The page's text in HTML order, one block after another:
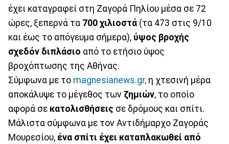
έχει καταγραφεί στη Ζαγορά Πηλίου μέσα σε 72
ώρες, ξεπερνά τα 700 χιλιοστά (τα 473 στις 9/10
και έως το απόγευμα σήμερα), ύψος βροχής
σχεδόν διπλάσιο από το ετήσιο ύψος
βροχόπτωσης της Αθήνας.
Σύμφωνα με το magnesianews.gr, η χτεσινή μέρα
αποκάλυψε το μέγεθος των ζημιών, το οποίο
αφορά σε κατολισθήσεις σε δρόμους και σπίτι.
Μάλιστα σύμφωνα με τον Αντιδήμαρχο Ζαγοράς
Μουρεσίου, ένα σπίτι έχει καταπλακωθεί από